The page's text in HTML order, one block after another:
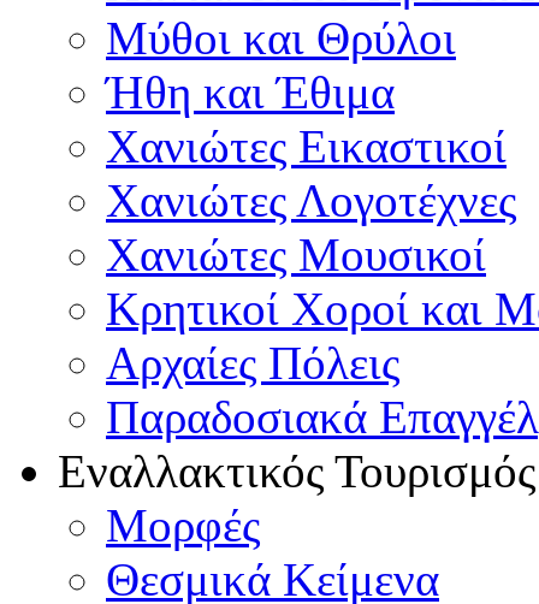
Μύθοι και Θρύλοι
Ήθη και Έθιμα
Χανιώτες Εικαστικοί
Χανιώτες Λογοτέχνες
Χανιώτες Μουσικοί
Κρητικοί Χοροί και
Αρχαίες Πόλεις
Παραδοσιακά
Εναλλακτικός Τουρισμός
Μορφές
Θεσμικά Κείμενα